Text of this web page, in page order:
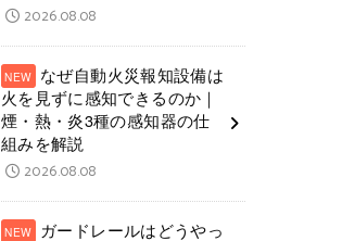
2026.08.08
なぜ自動火災報知設備は
火を見ずに感知できるのか｜
煙・熱・炎3種の感知器の仕
組みを解説
2026.08.08
ガードレールはどうやっ